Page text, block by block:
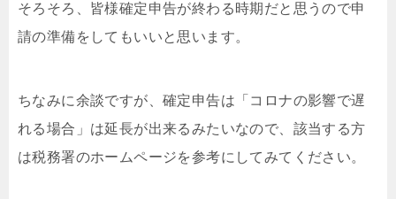
そろそろ、皆様確定申告が終わる時期だと思うので申
請の準備をしてもいいと思います。
ちなみに余談ですが、確定申告は「コロナの影響で遅
れる場合」は延長が出来るみたいなので、該当する方
は税務署のホームページを参考にしてみてください。